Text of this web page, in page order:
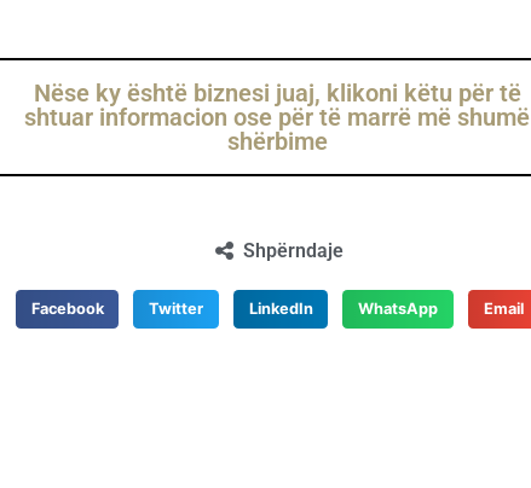
Nëse ky është biznesi juaj, klikoni këtu për të
shtuar informacion ose për të marrë më shumë
shërbime
Shpërndaje
Facebook Twitter LinkedIn WhatsApp Email